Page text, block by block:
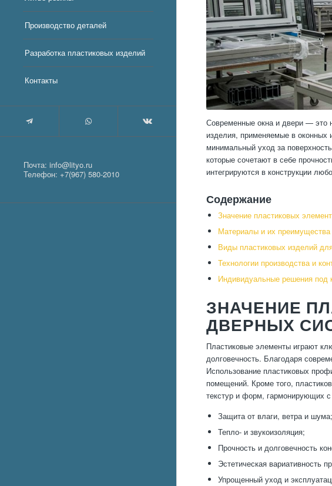
Производство деталей
Разработка пластиковых изделий
Контакты
Почта: info@lityo.ru
Телефон: +7(967) 580-2010
Современные окна и двери — это
изделия, применяемые в оконных
минимальный уход за
которые сочетают в себе
интегрируются в конструкции
Содержание
Значение пластиковых
Материалы и их преимущества
Виды пластиковых изделий
Технологии производства и
Индивидуальные решения под
ЗНАЧЕНИЕ
ДВЕРНЫХ
Пластиковые элементы играют
долговечность. Благодаря
Использование пластиковых
помещений. Кроме того,
текстур и форм, гармонирующих с
Защита от влаги, ветра и шума;
Тепло- и звукоизоляция;
Прочность и долговечность
Эстетическая вариативность
Упрощенный уход и